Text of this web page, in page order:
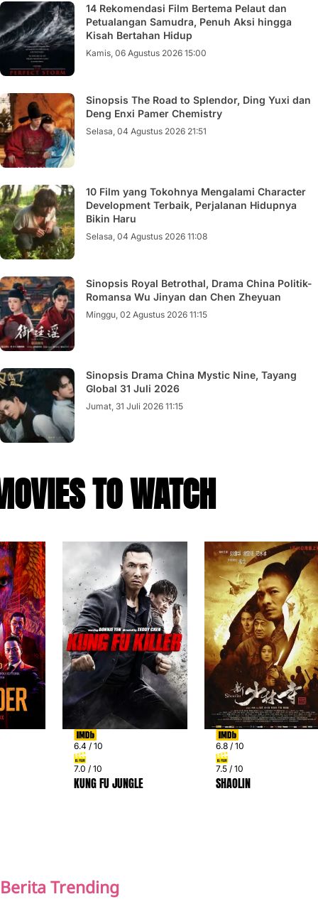
14 Rekomendasi Film Bertema Pelaut dan
Petualangan Samudra, Penuh Aksi hingga
Kisah Bertahan Hidup
Kamis, 06 Agustus 2026 15:00
Sinopsis The Road to Splendor, Ding Yuxi dan
Deng Enxi Pamer Chemistry
Selasa, 04 Agustus 2026 21:51
10 Film yang Tokohnya Mengalami Character
Development Terbaik, Perjalanan Hidupnya
Bikin Haru
Selasa, 04 Agustus 2026 11:08
Sinopsis Royal Betrothal, Drama China Politik-
Romansa Wu Jinyan dan Chen Zheyuan
Minggu, 02 Agustus 2026 11:15
Sinopsis Drama China Mystic Nine, Tayang
Global 31 Juli 2026
Jumat, 31 Juli 2026 11:15
TO WATCH
6.4 / 10
7.0 / 10
KUNG FU JUNGLE
6.8 / 10
7.5 / 10
SHAOLIN
Berita Trending